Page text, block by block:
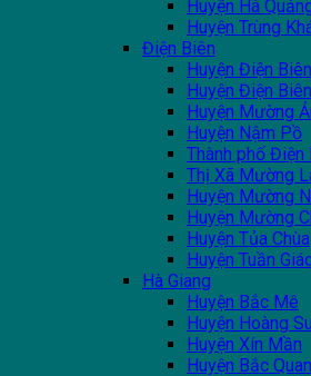
Huyện Hà
Huyện Trùng
Điện Biên
Huyện Điện Biên
Huyện Điện
Huyện Mường
Huyện Nậm Pồ
Thành phố Điện
Thị Xã Mường
Huyện Mường
Huyện Mường
Huyện Tủa Chùa
Huyện Tuần
Hà Giang
Huyện Bắc Mê
Huyện Hoàng
Huyện Xín Mần
Huyện Bắc